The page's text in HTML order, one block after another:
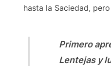
hasta la Saciedad,
Primero
Lentejas y